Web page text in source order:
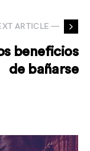
ARTICLE —
beneficios
de bañarse